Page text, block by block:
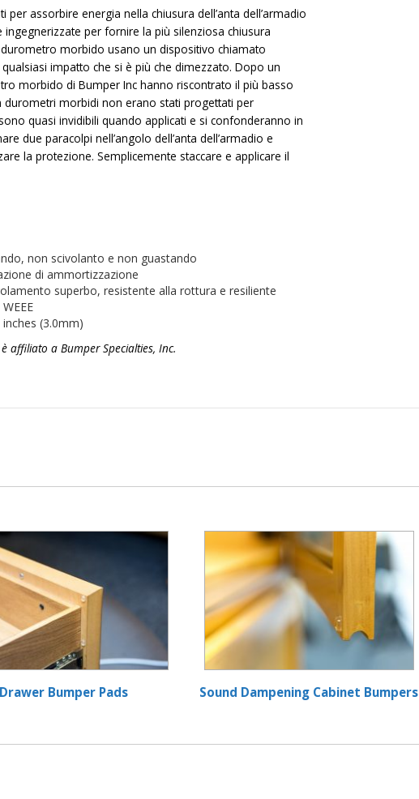
assorbire energia nella chiusura dell’anta dell’armadio
per fornire la più silenziosa chiusura
morbido usano un dispositivo chiamato
impatto che si è più che dimezzato. Dopo un
morbido di Bumper Inc hanno riscontrato il più basso
durometri morbidi non erano stati progettati per
quasi invidibili quando applicati e si confonderanno in
due paracolpi nell’angolo dell’anta dell’armadio e
la protezione. Semplicemente staccare e applicare il
non scivolanto e non guastando
di ammortizzazione
superbo, resistente alla rottura e resiliente
inches (3.0mm)
affiliato a Bumper Specialties, Inc.
Drawer Bumper Pads Sound Dampening Cabinet Bumpers